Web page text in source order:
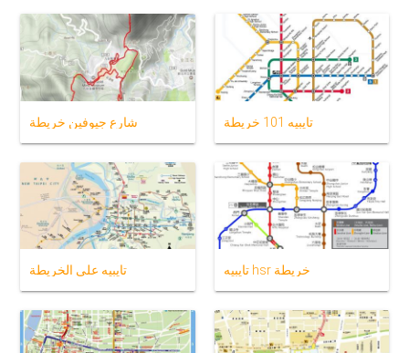
شارع جيوفين خريطة تايبيه 101 خريطة
تايبيه على الخريطة تايبيه hsr خريطة